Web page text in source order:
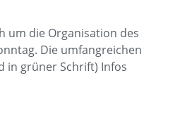
um die Organisation des
Die umfangreichen
in grüner Schrift) Infos